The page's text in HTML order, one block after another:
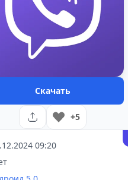
Скачать
+5
09:20